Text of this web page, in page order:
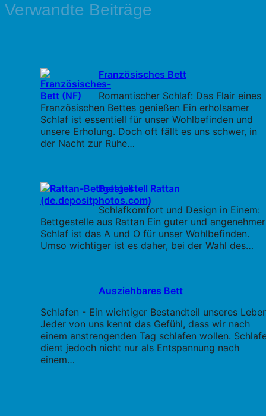
Verwandte Beiträge
Französisches Bett
Romantischer Schlaf: Das Flair eines
Französischen Bettes genießen Ein erholsamer
Schlaf ist essentiell für unser Wohlbefinden und
unsere Erholung. Doch oft fällt es uns schwer, in
der Nacht zur Ruhe…
Bettgestell Rattan
Schlafkomfort und Design in Einem:
Bettgestelle aus Rattan Ein guter und angenehmer
Schlaf ist das A und O für unser Wohlbefinden.
Umso wichtiger ist es daher, bei der Wahl des…
Ausziehbares Bett
Schlafen - Ein wichtiger Bestandteil unseres
Jeder von uns kennt das Gefühl, dass wir nach
einem anstrengenden Tag schlafen wollen.
dient jedoch nicht nur als Entspannung nach
einem…